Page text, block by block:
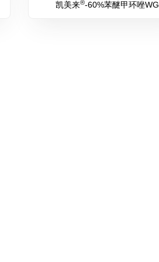
凯美来®-60%苯醚甲环唑WG